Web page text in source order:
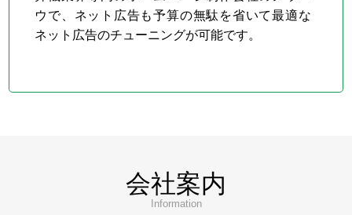
ウで、ネット広告も予算の無駄を省いて最適な
ネット広告のチューニングが可能です。
会社案内
Information